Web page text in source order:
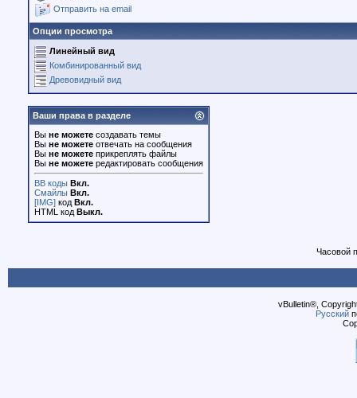
Отправить на email
Опции просмотра
Линейный вид
Комбинированный вид
Древовидный вид
Ваши права в разделе
Вы не можете создавать темы
Вы не можете отвечать на сообщения
Вы не можете прикреплять файлы
Вы не можете редактировать сообщения
BB коды Вкл.
Смайлы Вкл.
[IMG] код Вкл.
HTML код Выкл.
Часовой
vBulletin®,
Русский